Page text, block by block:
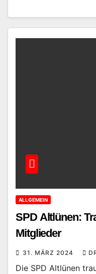
ALLGEMEIN
SPD Altlünen:
Mitglieder
31. MÄRZ 2024
Die SPD Altlünen